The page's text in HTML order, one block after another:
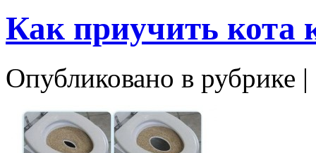
Как приучить кота
Опубликовано в рубрике |